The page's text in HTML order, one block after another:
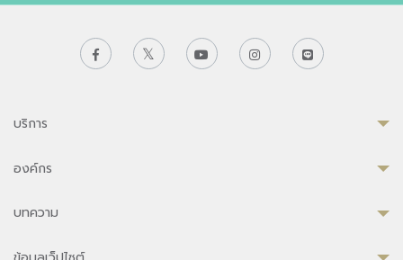
บริการ
องค์กร
บทความ